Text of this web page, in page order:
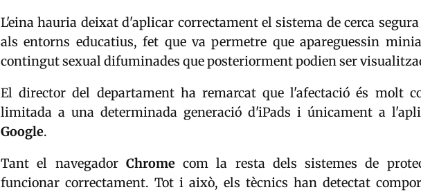
L'eina hauria deixat d'aplicar correctament el sistema de cerca
als entorns educatius, fet que va permetre que apareguessin
contingut sexual difuminades que posteriorment podien ser
El director del departament ha remarcat que l'afectació és molt
limitada a una determinada generació d'iPads i únicament a
Google.
Tant el navegador Chromecom la resta dels sistemes de
funcionar correctament. Tot i això, els tècnics han detectat